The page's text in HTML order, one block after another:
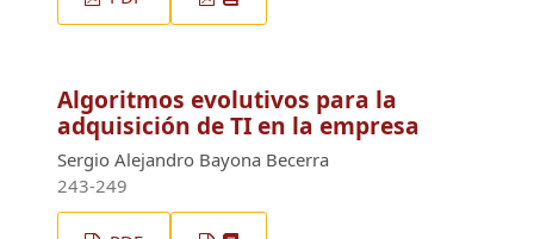
Algoritmos evolutivos para la
adquisición de TI en la empresa
Sergio Alejandro Bayona Becerra
243-249